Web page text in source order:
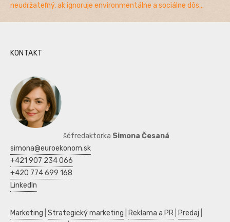
neudržateľný, ak ignoruje environmentálne a sociálne dôs...
KONTAKT
šéfredaktorka Simona Česaná
simona@euroekonom.sk
+421 907 234 066
+420 774 699 168
LinkedIn
Marketing Strategický marketing Reklama a PR Predaj